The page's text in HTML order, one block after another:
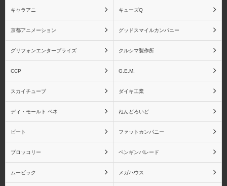
ドラゴンボール
リーズ
竈門禰󠄀豆子
栗花落カナヲ 嘴平伊之助
キャラアニ キューズQ
京都アニメーション グッドスマイルカンパニー
グリフォンエンタープライズ クルシマ製作所
CCP G.E.M.
スカイチューブ ダイキ工業
ディ・モールト ベネ ねんどろいど
ビート ファットカンパニー
ブロッコリー ペンギンパレード
ムービック メガハウス